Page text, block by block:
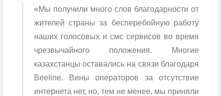
«Мы получили много слов благодарности от
жителей страны за бесперебойную работу
наших голосовых и смс сервисов во время
чрезвычайного положения. Многие
казахстанцы оставалиcь на связи благодаря
Beeline. Вины операторов за отсутствие
интернета нет, но, тем не менее, мы приняли